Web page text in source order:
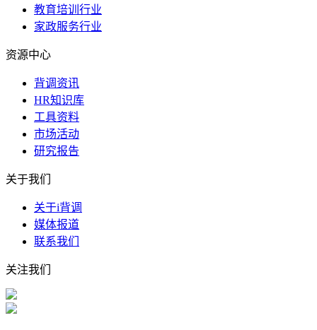
教育培训行业
家政服务行业
资源中心
背调资讯
HR知识库
工具资料
市场活动
研究报告
关于我们
关于i背调
媒体报道
联系我们
关注我们